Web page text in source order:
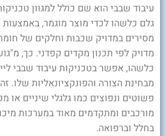
עיבוד שבבי הוא שם כולל למגוון
גלם כלשהו לכדי מוצר מוגמר,
מסירים במדויק שכבות וחלקים של
מדויק לפי תכנון מקדים קפדני. כך,
כלשהו, אפשר בטכניקות עיבוד שבבי
מבחינת הצורה והפונקציונאליות שלו.
פשוטים ונפוצים כמו גלגלי שיניים או
מורכבים ומתקדמים מאוד במערכות
בחלל וברפואה.